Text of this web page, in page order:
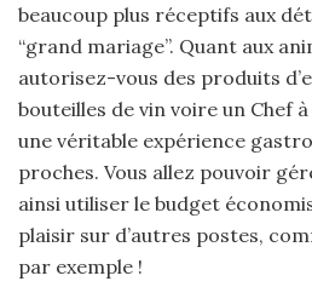
beaucoup plus réceptifs aux
“grand mariage”. Quant aux
autorisez-vous des produits
bouteilles de vin voire un Chef
une véritable expérience
proches. Vous allez pouvoir
ainsi utiliser le budget
plaisir sur d’autres postes,
par exemple !